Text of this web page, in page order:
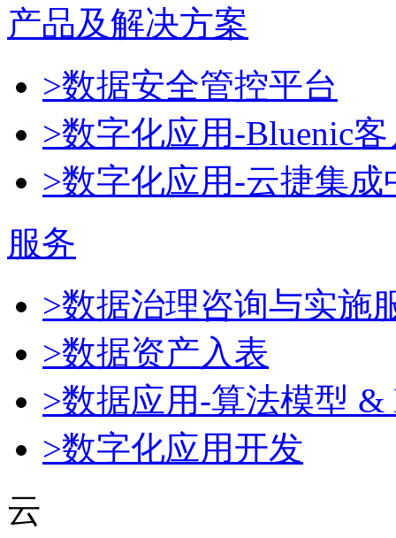
产品及解决方案
>数据安全管控平台
>数字化应用-Bluenic
>数字化应用-云捷集成
服务
>数据治理咨询与实施
>数据资产入表
>数据应用-算法模型 &
>数字化应用开发
云